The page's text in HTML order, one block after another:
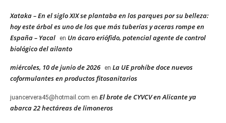
Xataka – En el siglo XIX se plantaba en los parques por su belleza:
hoy este árbol es uno de los que más tuberías y aceras rompe en
España – Yacal
en Un ácaro eriófido, potencial agente de control
biológico del ailanto
miércoles, 10 de junio de 2026 en La UE prohíbe doce nuevos
coformulantes en productos fitosanitarios
juancervera45@hotmail.com en El brote de CYVCV en Alicante ya
abarca 22 hectáreas de limoneros